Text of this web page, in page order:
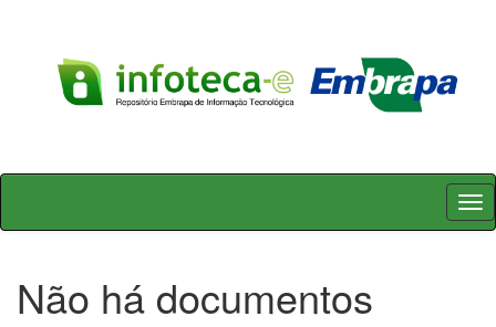
Skip
Não há documentos